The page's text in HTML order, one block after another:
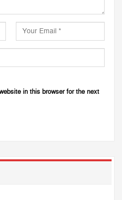
in this browser for the next